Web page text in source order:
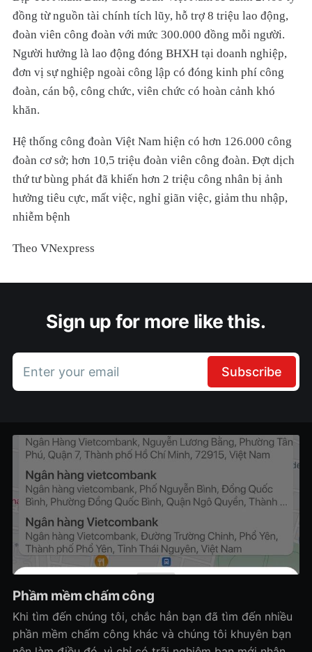
đồng từ nguồn tài chính tích lũy, hỗ trợ 8 triệu lao động,
đoàn viên công đoàn với mức 300.000 đồng mỗi người.
Người hưởng là lao động đóng BHXH tại doanh nghiệp,
đơn vị sự nghiệp ngoài công lập có đóng kinh phí công
đoàn, cán bộ, công chức, viên chức có hoàn cảnh khó
khăn.
Hệ thống công đoàn Việt Nam hiện có hơn 126.000 công
đoàn cơ sở; hơn 10,5 triệu đoàn viên công đoàn. Đợt dịch
thứ tư bùng phát đã khiến hơn 2 triệu công nhân bị ảnh
hưởng tiêu cực, mất việc, nghỉ giãn việc, giảm thu nhập,
nhiễm bệnh
Theo VNexpress
Sign up for more like this.
Enter your email Subscribe
Phầm mềm chấm công
Khi tìm đến chúng tôi, chắc hẳn bạn đã tìm đến nhiều
phần mềm chấm công khác và chúng tôi khuyên bạn